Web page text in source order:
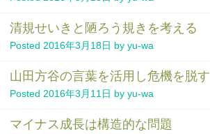
清規せいきと陋ろう規きを考える
Posted 2016年3月18日 by yu-wa
山田方谷の言葉を活用し危機を脱す
Posted 2016年3月11日 by yu-wa
マイナス成長は構造的な問題